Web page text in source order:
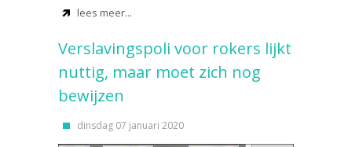
lees meer...
Verslavingspoli voor rokers lijkt
nuttig, maar moet zich nog
bewijzen
dinsdag 07 januari 2020